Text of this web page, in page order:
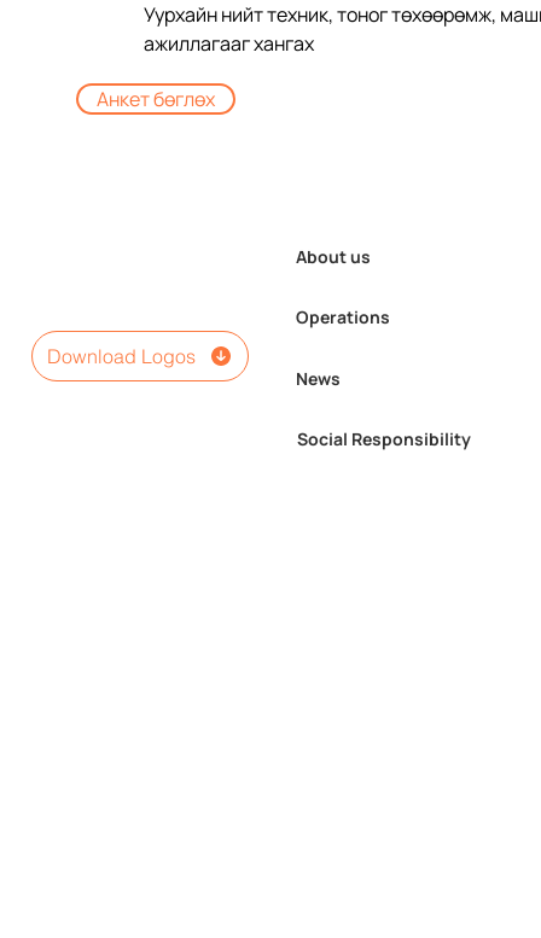
Уурхайн нийт техник, тоног төхөөрөмж,
ажиллагааг хангах
Анкет бөглөх
Download Logos
About us
Operations
News
Social Responsibility